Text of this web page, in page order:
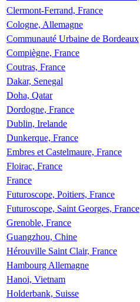
Clermont-Ferrand, France
Cologne, Allemagne
Communauté Urbaine de Bordeaux
Compiègne, France
Coutras, France
Dakar, Senegal
Doha, Qatar
Dordogne, France
Dublin, Irelande
Dunkerque, France
Embres et Castelmaure, France
Floirac, France
France
Futuroscope, Poitiers, France
Futuroscope, Saint Georges, France
Grenoble, France
Guangzhou, Chine
Hérouville Saint Clair, France
Hambourg Allemagne
Hanoi, Vietnam
Holderbank, Suisse